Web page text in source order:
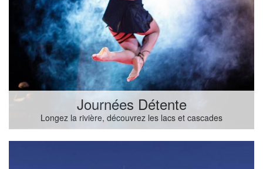
Journées Détente
Longez la rivière, découvrez les lacs et cascades